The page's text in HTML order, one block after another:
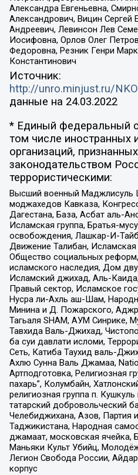
Александра Евгеньевна,
Александрович, Вицин Сергей
Андреевич, Левинсон Лев
Иосифовна, Орлов Олег
Федоровна, Резник Генри
Константинович
Источник:
http://unro.minjust.ru/
данные на 24.03.2022
* Единый федеральный
том числе иностранных
организаций,
законодательством
террористическими:
Высший военный Маджлисуль
моджахедов Кавказа,
Дагестана, База, Асбат аль-
Исламская группа, Братья-
освобождения, Лашкар-И-
Движение Талибан, Исламская
Общество социальных
исламского наследия, Дом
Исламский джихад, Аль-
Правый сектор, Исламское
Нусра ли-Ахль аш-Шам,
Минина и Д. Пожарского, Аджр
Тагьаля SHAM, АУМ Синрике,
Тавхида Валь-Джихад,
ба суи давлати исломи,
Сеть, Катиба Таухид валь-
Ахлю Сунна Валь Джамаа,
Артподготовка, Религиозная
пахарь”, Колумбайн,
религиозная группа п.
татарский добровольческий
Челебиджихана, Азов, Партия
Таджикистана, Народная
джамаат, московская ячейка,
Маньяки Культ Убийц,
Легион Свобода России,
корпус